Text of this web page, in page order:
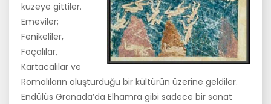
kuzeye gittiler.
Emeviler;
Fenikeliler,
Foçalılar,
Kartacalı­lar ve
Romalıların oluşturduğu bir kültürün üzerine geldiler.
Endülüs Granada’da Elhamra gibi sadece bir sanat